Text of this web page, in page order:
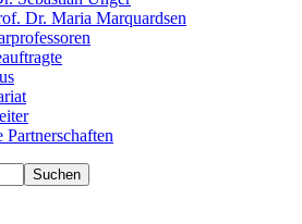
Dr. Maria Marquardsen
Partnerschaften